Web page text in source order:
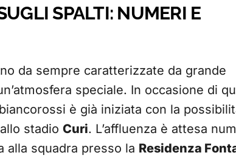
SPALTI: NUMERI E
da sempre caratterizzate da grande
speciale. In occasione di
è già iniziata con la
stadio Curi. L’affluenza è attesa
alla squadra presso la Residenza